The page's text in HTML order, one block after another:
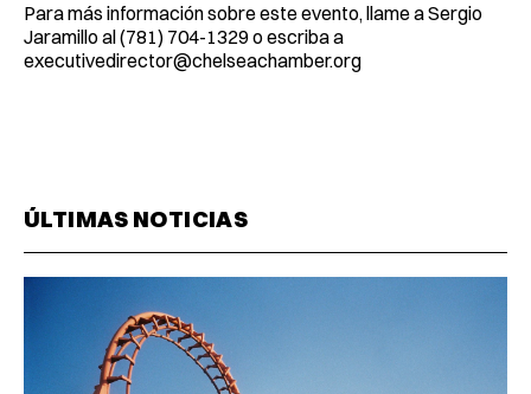
Para más información sobre este evento, llame a Sergio
Jaramillo al (781) 704-1329 o escriba a
executivedirector@chelseachamber.org
ÚLTIMAS NOTICIAS